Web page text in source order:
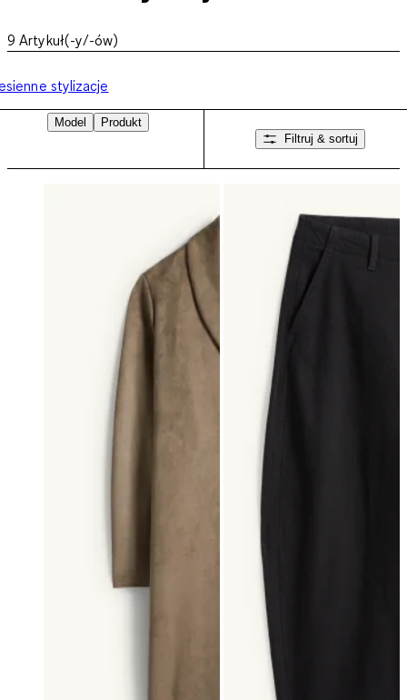
9 Artykuł(-y/-ów)
stylizacje
Model
Produkt
Filtruj & sortuj